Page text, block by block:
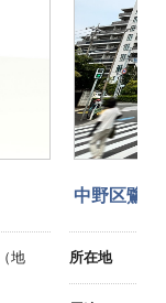
地
中野区鷺
所在地